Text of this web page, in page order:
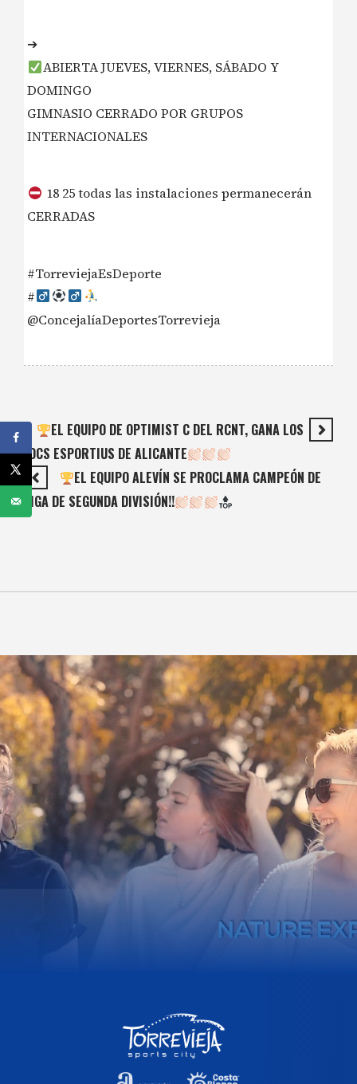
➔
ABIERTA JUEVES, VIERNES, SÁBADO Y
DOMINGO
GIMNASIO CERRADO POR GRUPOS
INTERNACIONALES
18 25 todas las instalaciones permanecerán
CERRADAS
#TorreviejaEsDeporte
#‍
@ConcejalíaDeportesTorrevieja
EL EQUIPO DE OPTIMIST C DEL RCNT, GANA LOS
JOCS ESPORTIUS DE ALICANTE
EL EQUIPO ALEVÍN SE PROCLAMA CAMPEÓN DE
LIGA DE SEGUNDA DIVISIÓN!!